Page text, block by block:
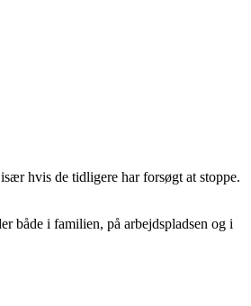
hvis de tidligere har forsøgt at stoppe.
både i familien, på arbejdspladsen og i